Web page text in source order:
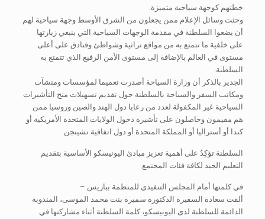
خطتهم كوجهة سياحية متميزة.
وحثت وسائل الإعلام ممن يجعلون من الشرق الأوسط وجهة سياحية لهم
أن يضعوا السلطنة في مقدمة الوجهات السياحية التي ينبغي زيارتها
على خلفية ما تتمتع به من مواقع تراثية وشواطئ وفنادق على أعلى
مستوى في العالم بالإضافة إلى مستوى الأمن الرفيع الذي تتمتع به
السلطنة.
الجدير بالذكر أن وزارة السياحة أصدرت تعميما لمؤسسات ومنشآت
ومكاتب السفر والسياحة بالسلطنة حول تقديم تسهيلات منح التأشيرات
السياحية غير المكفولة لعدد من رعايا دول الهند والصين وروسيا ممن
هم مقيمون وحاصلون على تأشيرة دخول الولايات المتحدة الأمريكية أو
كندا أو أستراليا أو المملكة المتحدة أو دول اتفاقية تشينجن
السلطنة تؤكِدُ على أهمية تعزيز مبادئ اليونيسكو الأساسية بتقديم
التعليم الجيد لكافة فئات المجتمع
في كلمتها أمام المجلس التنفيذي للمنظمة بباريس –
ألقت سعادة السفيرة الدكتورة سميرة بنت محمد الموسى، المندوبة
الدائمة للسلطنة لدى اليونيسكو، كلمة السلطنة أثناء مشاركتها في